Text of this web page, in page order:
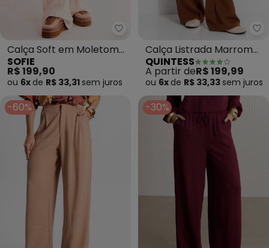
Sofie - Calça Soft em Moletom
Calça Soft em Moletom
Felpado (Branco)
SOFIE
R$ 199,90
ou 6x de R$ 33,31 sem juros
Calça Listrada Marrom
em Alfaiataria
QUINTESS
A partir deR$ 199,99
ou 6x de R$ 33,33 sem juros
-60% -30%